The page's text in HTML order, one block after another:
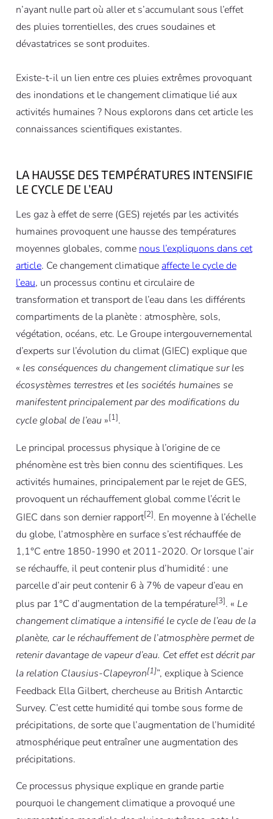
n’ayant nulle part où aller et s’accumulant sous l’effet
des pluies torrentielles, des crues soudaines et
dévastatrices se sont produites.
Existe-t-il un lien entre ces pluies extrêmes provoquant
des inondations et le changement climatique lié aux
activités humaines ? Nous explorons dans cet article les
connaissances scientifiques existantes.
LA HAUSSE DES TEMPÉRATURES INTENSIFIE
LE CYCLE DE L’EAU
Les gaz à effet de serre (GES) rejetés par les activités
humaines provoquent une hausse des températures
moyennes globales, comme nous l’expliquons dans cet
article. Ce changement climatique affecte le cycle de
l’eau, un processus continu et circulaire de
transformation et transport de l’eau dans les différents
compartiments de la planète : atmosphère, sols,
végétation, océans, etc. Le Groupe intergouvernemental
d’experts sur l’évolution du climat (GIEC) explique que
« les conséquences du changement climatique sur les
écosystèmes terrestres et les sociétés humaines se
manifestent principalement par des modifications du
cycle global de l’eau »[1].
Le principal processus physique à l’origine de ce
phénomène est très bien connu des scientifiques. Les
activités humaines, principalement par le rejet de GES,
provoquent un réchauffement global comme l’écrit le
GIEC dans son dernier rapport[2]. En moyenne à l’échelle
du globe, l’atmosphère en surface s’est réchauffée de
1,1°C entre 1850-1990 et 2011-2020. Or lorsque l’air
se réchauffe, il peut contenir plus d’humidité : une
parcelle d’air peut contenir 6 à 7% de vapeur d’eau en
plus par 1°C d’augmentation de la température[3]. « Le
changement climatique a intensifié le cycle de l’eau de la
planète, car le réchauffement de l’atmosphère permet de
retenir davantage de vapeur d’eau. Cet effet est décrit par
la relation Clausius-Clapeyron[1]”, explique à Science
Feedback Ella Gilbert, chercheuse au British Antarctic
Survey. C’est cette humidité qui tombe sous forme de
précipitations, de sorte que l’augmentation de l’humidité
atmosphérique peut entraîner une augmentation des
précipitations.
Ce processus physique explique en grande partie
pourquoi le changement climatique a provoqué une